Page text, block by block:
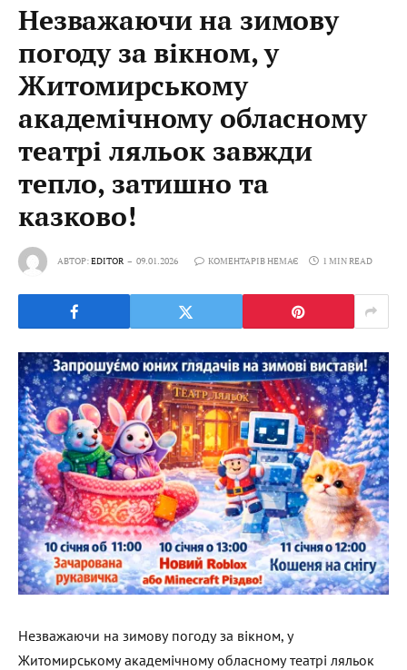
Незважаючи на зимову
погоду за вікном, у
Житомирському
академічному обласному
театрі ляльок завжди
тепло, затишно та
казково!
АВТОР:EDITOR 09.01.2026 КОМЕНТАРІВ НЕМАЄ 1 MIN READ
Незважаючи на зимову погоду за вікном, у
Житомирському академічному обласному театрі ляльок